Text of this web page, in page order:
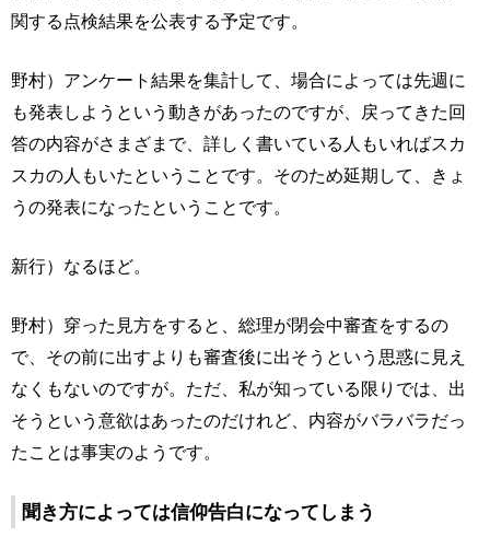
関する点検結果を公表する予定です。
野村）アンケート結果を集計して、場合によっては先週に
も発表しようという動きがあったのですが、戻ってきた回
答の内容がさまざまで、詳しく書いている人もいればスカ
スカの人もいたということです。そのため延期して、きょ
うの発表になったということです。
新行）なるほど。
野村）穿った見方をすると、総理が閉会中審査をするの
で、その前に出すよりも審査後に出そうという思惑に見え
なくもないのですが。ただ、私が知っている限りでは、出
そうという意欲はあったのだけれど、内容がバラバラだっ
たことは事実のようです。
聞き方によっては信仰告白になってしまう